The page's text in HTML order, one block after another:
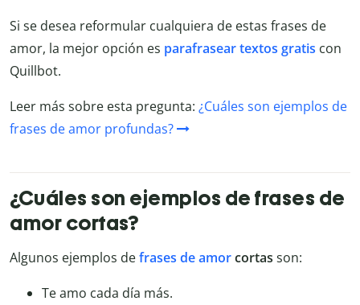
Si se desea reformular cualquiera de estas frases de
amor, la mejor opción es parafrasear textos gratis con
Quillbot.
Leer más sobre esta pregunta: ¿Cuáles son ejemplos de
frases de amor profundas?
¿Cuáles son ejemplos de frases de
amor cortas?
Algunos ejemplos defrases de amorcortas son:
Te amo cada día más.